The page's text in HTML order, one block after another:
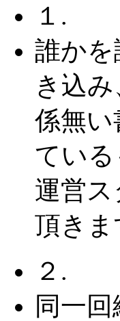
１.
誰か
き込
係無
てい
運営
頂きま
２.
同一